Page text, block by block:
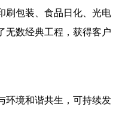
刷包装、食品日化、光电
无数经典工程，获得客户
环境和谐共生，可持续发